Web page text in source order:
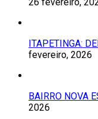
ITAPETINGA:
fevereiro, 2026
BAIRRO NOVA
2026